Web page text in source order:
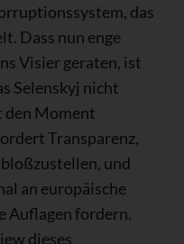
das
Dass nun enge
Visier geraten, ist
Selenskyj nicht
den Moment
Transparenz,
und
an europäische
Auflagen fordern.
dieses